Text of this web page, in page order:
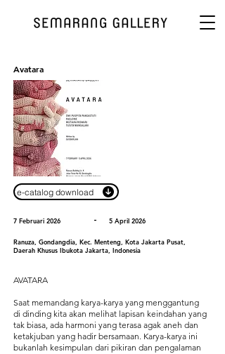
Avatara
e-catalog download
7 Februari 2026 - 5 April 2026
Ranuza, Gondangdia, Kec. Menteng, Kota Jakarta Pusat,
Daerah Khusus Ibukota Jakarta, Indonesia
AVATARA
Saat memandang karya-karya yang menggantung
di dinding kita akan melihat lapisan keindahan yang
tak biasa, ada harmoni yang terasa agak aneh dan
ketakjuban yang hadir bersamaan. Karya-karya ini
bukanlah kesimpulan dari pikiran dan pengalaman